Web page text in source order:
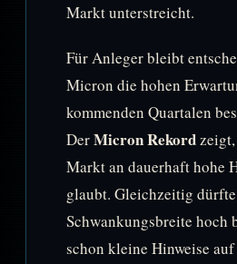
Markt unterstreicht.
Für Anleger bleibt
Micron die hohen
kommenden Quartalen
DerMicron Rekord
Markt an dauerhaft hohe
glaubt. Gleichzeitig
Schwankungsbreite hoch
schon kleine Hinweise